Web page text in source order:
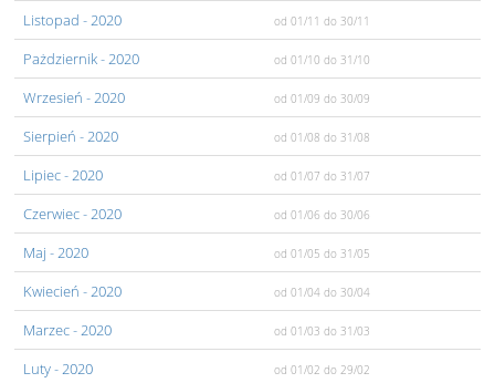
Listopad - 2020 od 01/11 do 30/11
Pażdziernik- 2020 od 01/10 do 31/10
Wrzesień - 2020 od 01/09 do 30/09
Sierpień - 2020 od 01/08 do 31/08
Lipiec- 2020 od 01/07 do 31/07
Czerwiec- 2020 od 01/06 do 30/06
Maj - 2020 od 01/05 do 31/05
Kwiecień - 2020 od 01/04 do 30/04
Marzec- 2020 od 01/03 do 31/03
Luty- 2020 od 01/02 do 29/02